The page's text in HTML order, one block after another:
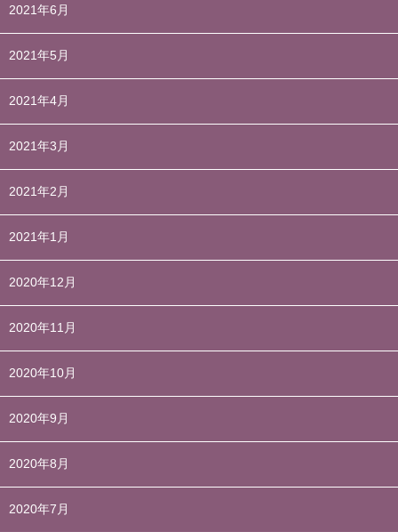
2021年6月
2021年5月
2021年4月
2021年3月
2021年2月
2021年1月
2020年12月
2020年11月
2020年10月
2020年9月
2020年8月
2020年7月